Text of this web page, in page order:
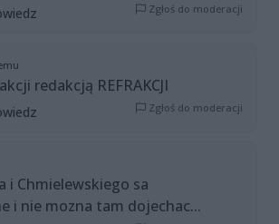
Zgłoś do moderacji
redakcją REFRAKCJI
Zgłoś do moderacji
i Chmielewskiego sa
i nie mozna tam dojechac...